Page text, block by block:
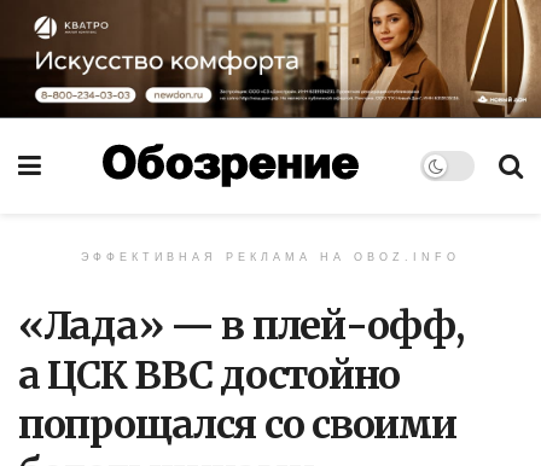
ЭФФЕКТИВНАЯ РЕКЛАМА НА OBOZ.INFO
«Лада» — в плей-офф,
а ЦСК ВВС достойно
попрощался со своими